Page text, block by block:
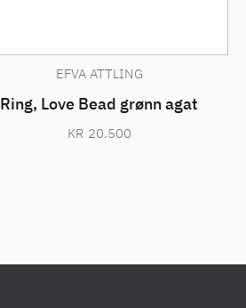
EFVA ATTLING
Ring, Love Bead grønn agat
KR 20.500